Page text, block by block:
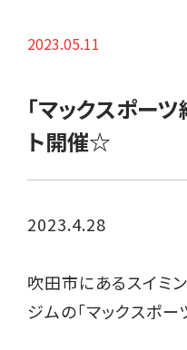
2023.05.11
「マックスポー
ト開催☆
2023.4.28
吹田市にあるスイミ
ジムの「マックスポ